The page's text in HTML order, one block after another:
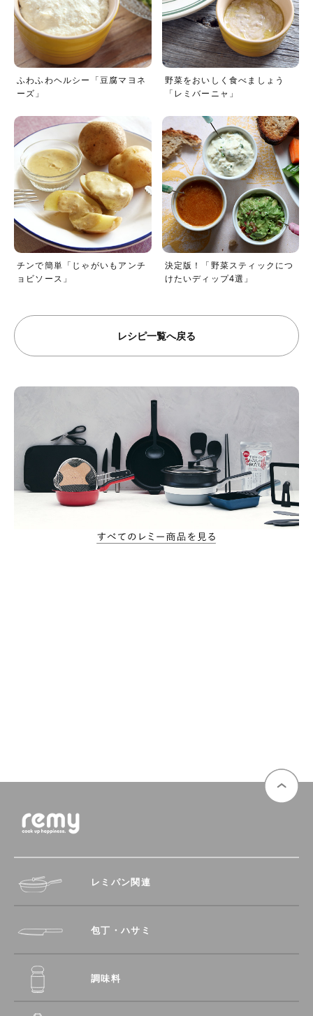
ふわふわヘルシー「豆腐マヨネ
ーズ」
野菜をおいしく食べましょう
「レミバーニャ」
チンで簡単「じゃがいもアンチ
ョビソース」
決定版！「野菜スティックにつ
けたいディップ4選」
レシピ一覧へ戻る
レミパン関連
包丁・ハサミ
調味料